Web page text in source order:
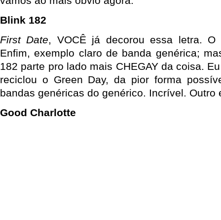
Blink 182
First Date, VOCÊ já decorou essa letra. O
Enfim, exemplo claro de banda genérica;
182 parte pro lado mais CHEGAY da coisa.
reciclou o Green Day, da pior forma
bandas genéricas do genérico. Incrível. Outro
Good Charlotte